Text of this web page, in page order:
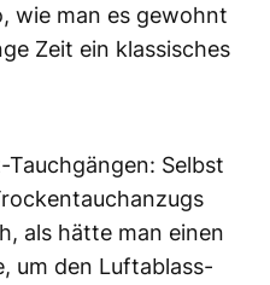
wie man es gewohnt
Zeit ein klassisches
Selbst
als hätte man einen
um den Luftablass-